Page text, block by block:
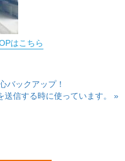
はこちら
バックアップ！
送信する時に使っています。 »